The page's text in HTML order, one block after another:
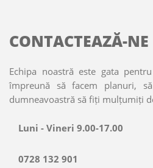
CONTACTEAZĂ-NE
Echipa noastră este gata
împreună să facem planuri,
dumneavoastră să fiți mulțumiți
Luni - Vineri 9.00-17.00
0728 132 901